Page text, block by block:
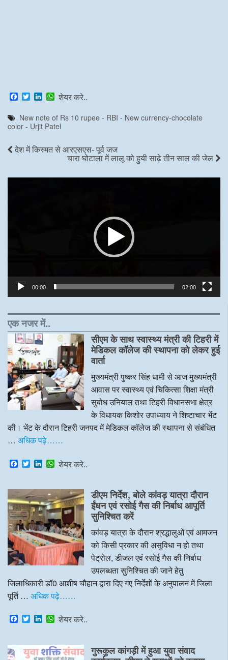
F
a
c
e
b
o
k
T
w
t
t
r
L
n
k
e
I
n
W
a
t
s
p
p
शेयर करे..
New note of Rs 10 rupee - RBI - New currency-chocolate
color - Urjit Patel
देश में किस्मत से आरएसएस- पूर्व जज
चारा घोटाला में लालू को हुयी साढ़े तीन साल की जेल
00:00 02:00
एक नजर में..
सीएम के साथ स्वास्थ्य मंत्री की टिहरी में
मेडिकल कॉलेज की स्थापना को लेकर हुई
वार्ता
मुख्यमंत्री पुष्कर सिंह धामी से आज मुख्यमंत्री
आवास पर स्वास्थ्य एवं चिकित्सा शिक्षा मंत्री
सुबोध उनियाल तथा टिहरी विधानसभा क्षेत्र
के विधायक किशोर उपाध्याय ने शिष्टाचार भेंट
की। भेंट के दौरान टिहरी जनपद में मेडिकल कॉलेज की स्थापना से संबंधित
… अधिक पढ़े……
F
a
e
b
o
o
k
T
w
t
t
e
r
L
k
e
d
I
n
W
t
s
A
p
p
शेयर करे..
डीएम निर्देश, बोले कांवड़ यात्रा दौरान
ईंधन एवं रसोई गैस की निर्बाध आपूर्ति
सुनिश्चित करें
कांवड़ यात्रा के दौरान श्रद्धालुओं एवं आमजन
को किसी प्रकार की असुविधा न हो तथा
पेट्रोल, डीजल एवं रसोई गैस की निर्बाध
उपलब्धता सुनिश्चित की जाने हेतु
जिलाधिकारी डॉ0 आशीष चौहान द्वारा दिए गए निर्देशों के अनुपालन में जिला
पूर्ति … अधिक पढ़े……
F
a
e
b
T
w
t
t
L
k
e
W
t
s
शेयर करे..
गुरूकुल कांगड़ी में हुआ युवा संवाद